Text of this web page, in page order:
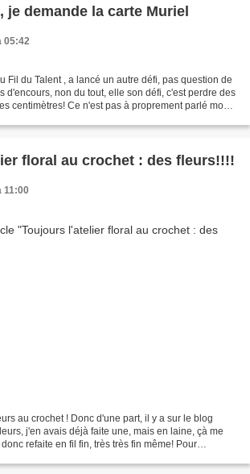
je demande la carte Muriel
05:42
Fil du Talent , a lancé un autre défi, pas question de
d'encours, non du tout, elle son défi, c'est perdre des
centimètres! Ce n'est pas à proprement parlé mon
floral au crochet : des fleurs!!!!
11:00
au crochet ! Donc d'une part, il y a sur le blog
j'en avais déjà faite une, mais en laine, çà me
refaite en fil fin, très très fin même! Pour